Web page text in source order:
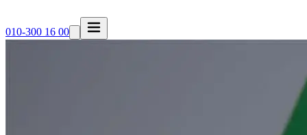
010-300 16 00